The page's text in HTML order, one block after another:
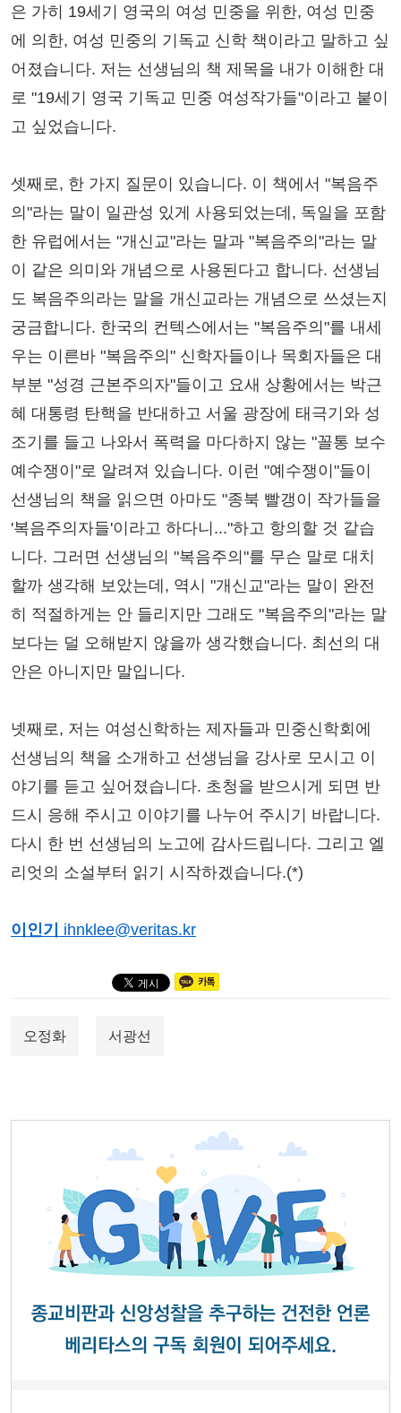
은 가히 19세기 영국의 여성 민중을 위한, 여성 민중
에 의한, 여성 민중의 기독교 신학 책이라고 말하고 싶
어졌습니다. 저는 선생님의 책 제목을 내가 이해한 대
로 "19세기 영국 기독교 민중 여성작가들"이라고 붙이
고 싶었습니다.
셋째로, 한 가지 질문이 있습니다. 이 책에서 "복음주
의"라는 말이 일관성 있게 사용되었는데, 독일을 포함
한 유럽에서는 "개신교"라는 말과 "복음주의"라는 말
이 같은 의미와 개념으로 사용된다고 합니다. 선생님
도 복음주의라는 말을 개신교라는 개념으로 쓰셨는지
궁금합니다. 한국의 컨텍스에서는 "복음주의"를 내세
우는 이른바 "복음주의" 신학자들이나 목회자들은 대
부분 "성경 근본주의자"들이고 요새 상황에서는 박근
혜 대통령 탄핵을 반대하고 서울 광장에 태극기와 성
조기를 들고 나와서 폭력을 마다하지 않는 "꼴통 보수
예수쟁이"로 알려져 있습니다. 이런 "예수쟁이"들이
선생님의 책을 읽으면 아마도 "종북 빨갱이 작가들을
'복음주의자들'이라고 하다니..."하고 항의할 것 같습
니다. 그러면 선생님의 "복음주의"를 무슨 말로 대치
할까 생각해 보았는데, 역시 "개신교"라는 말이 완전
히 적절하게는 안 들리지만 그래도 "복음주의"라는 말
보다는 덜 오해받지 않을까 생각했습니다. 최선의 대
안은 아니지만 말입니다.
넷째로, 저는 여성신학하는 제자들과 민중신학회에
선생님의 책을 소개하고 선생님을 강사로 모시고 이
야기를 듣고 싶어졌습니다. 초청을 받으시게 되면 반
드시 응해 주시고 이야기를 나누어 주시기 바랍니다.
다시 한 번 선생님의 노고에 감사드립니다. 그리고 엘
리엇의 소설부터 읽기 시작하겠습니다.(*)
이인기 ihnklee@veritas.kr
오정화 서광선